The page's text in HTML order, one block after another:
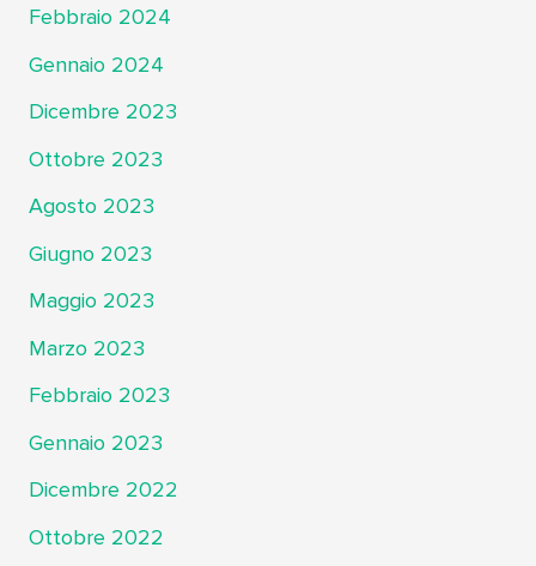
Febbraio 2024
Gennaio 2024
Dicembre 2023
Ottobre 2023
Agosto 2023
Giugno 2023
Maggio 2023
Marzo 2023
Febbraio 2023
Gennaio 2023
Dicembre 2022
Ottobre 2022